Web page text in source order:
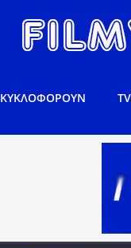
ΚΥΚΛΟΦΟΡΟΥΝ